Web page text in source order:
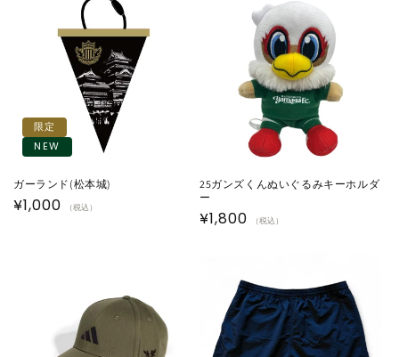
限定
NEW
ガーランド(松本城)
通
¥1,000 （税込）
25ガンズくんぬいぐるみキーホルダ
ー
通
¥1,800 （税込）